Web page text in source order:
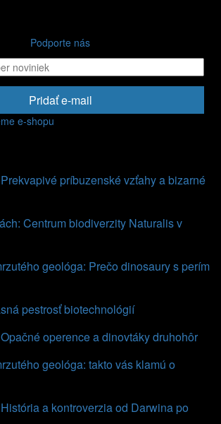
Podporte nás
Pridať e-mail
e-shopu
príbuzenské vzťahy a bizarné
Centrum biodiverzity Naturalis v
geológa: Prečo dinosaury s perím
pestrosť biotechnológií
operence a dinovtáky druhohôr
geológa: takto vás klamú o
a kontroverzia od Darwina po